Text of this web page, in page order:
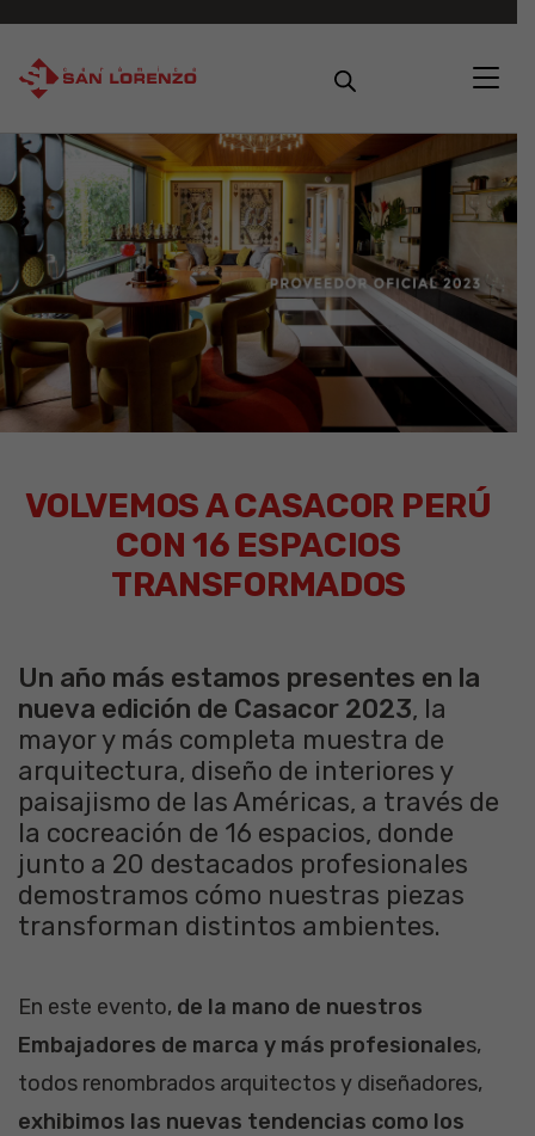
VOLVEMOS A CASACOR PERÚ
CON 16 ESPACIOS
TRANSFORMADOS
Un año más estamos presentes en la
nueva edición de Casacor 2023, la
mayor y más completa muestra de
arquitectura, diseño de interiores y
paisajismo de las Américas, a través de
la cocreación de 16 espacios, donde
junto a 20 destacados profesionales
demostramos cómo nuestras piezas
transforman distintos ambientes.
En este evento, de la mano de nuestros
Embajadores de marca y más profesionales,
todos renombrados arquitectos y diseñadores,
exhibimos las nuevas tendencias como los